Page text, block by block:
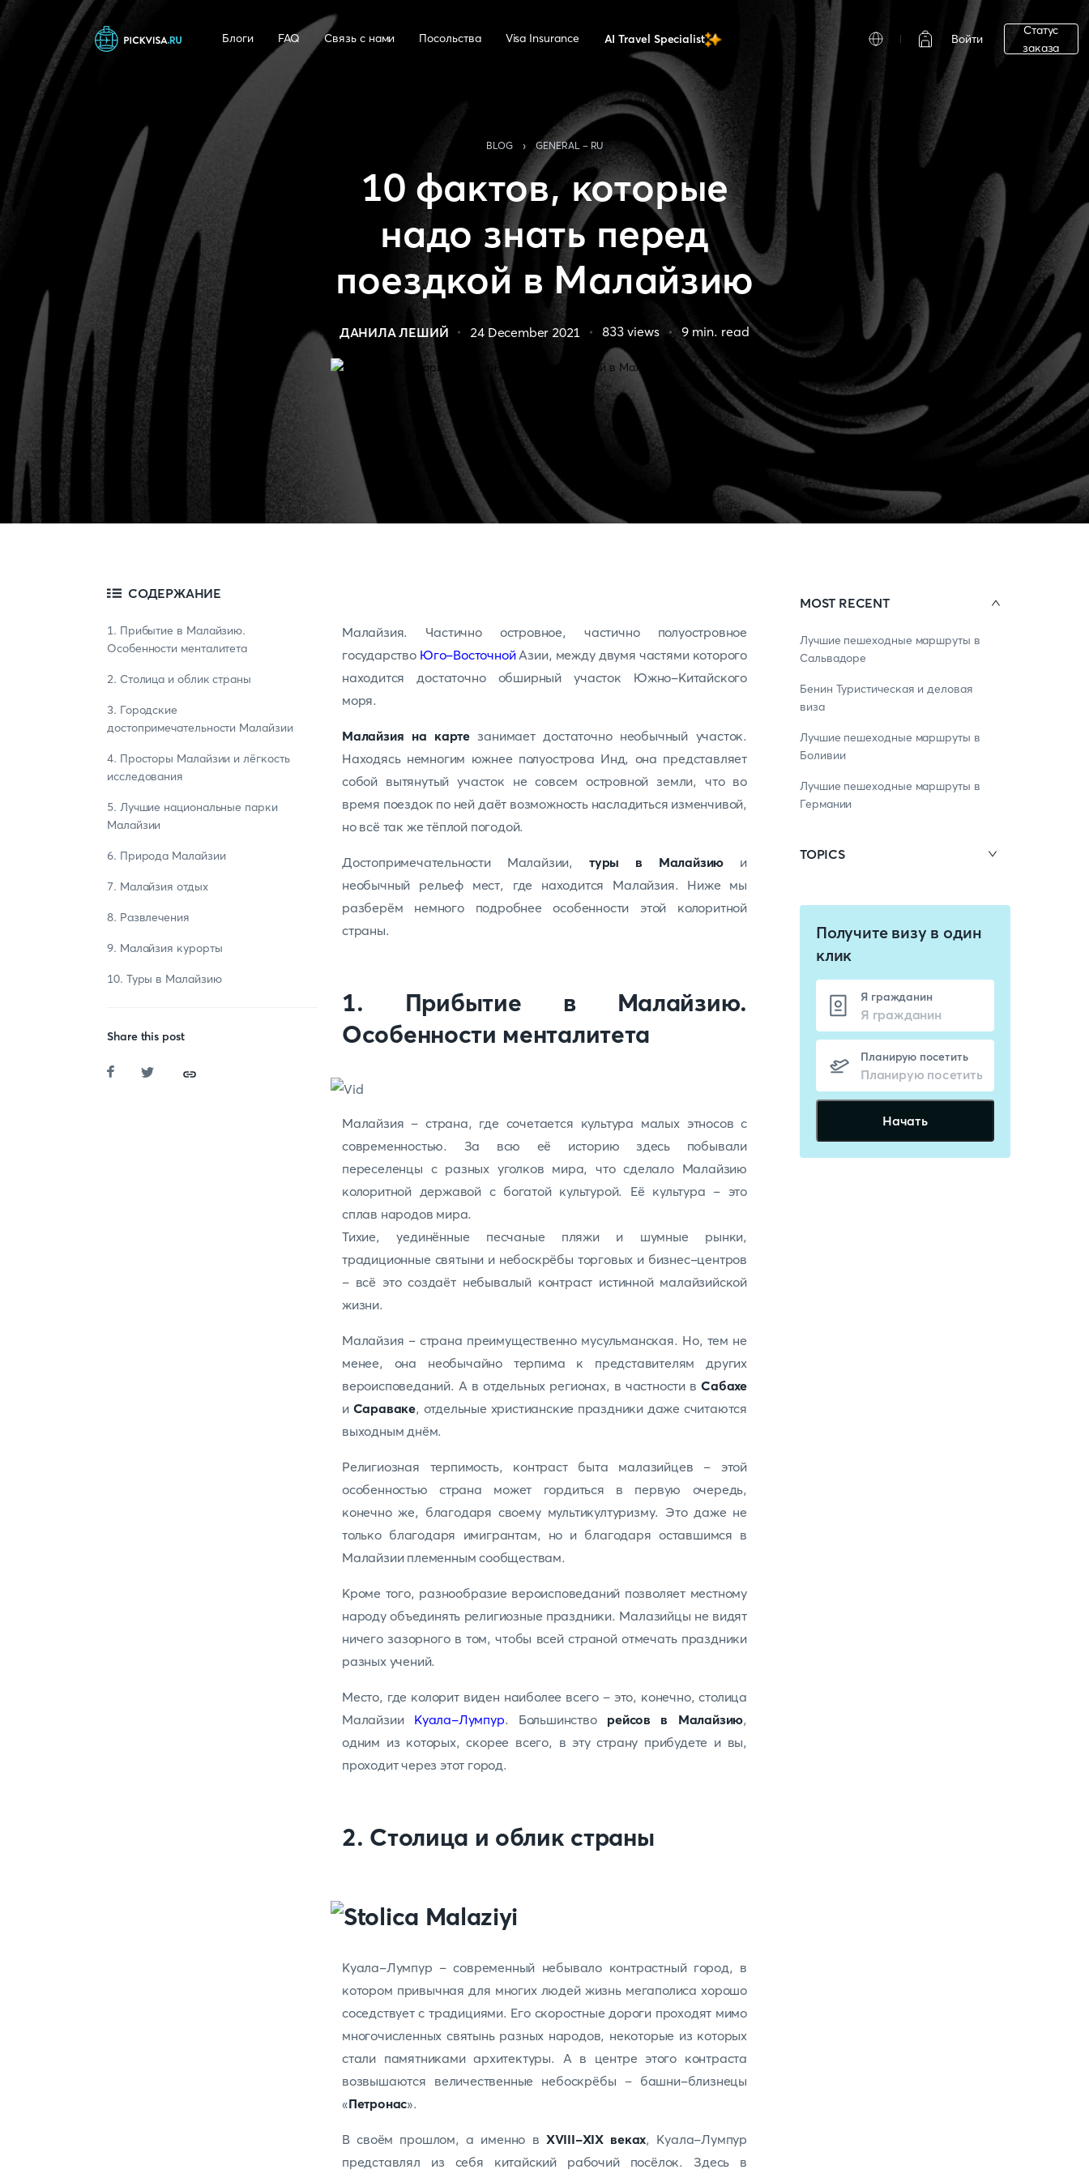
Блоги FAQ Связь с нами Посольства Visa Insurance AI Travel Specialist Войти
Статус
заказа
BLOG › GENERAL - RU
10 фактов, которые
надо знать перед
поездкой в Малайзию
ДАНИЛА ЛЕШИЙ 24 December 2021 833 views 9 min. read
СОДЕРЖАНИЕ
1. Прибытие в Малайзию.
Особенности менталитета
2. Столица и облик страны
3. Городские
достопримечательности Малайзии
4. Просторы Малайзии и лёгкость
исследования
5. Лучшие национальные парки
Малайзии
6. Природа Малайзии
7. Малайзия отдых
8. Развлечения
9. Малайзия курорты
10. Туры в Малайзию
Share this post
Малайзия. Частично островное, частично полуостровное
государство Юго-ВосточнойАзии, между двумя частями которого
находится достаточно обширный участок Южно-Китайского
моря.
Малайзия на карте занимает достаточно необычный участок.
Находясь немногим южнее полуострова Инд, она представляет
собой вытянутый участок не совсем островной земли, что во
время поездок по ней даёт возможность насладиться изменчивой,
но всё так же тёплой погодой.
Достопримечательности Малайзии, туры в Малайзию и
необычный рельеф мест, где находится Малайзия. Ниже мы
разберём немного подробнее особенности этой колоритной
страны.
1. Прибытие в Малайзию.
Особенности менталитета
Малайзия – страна, где сочетается культура малых этносов с
современностью. За всю её историю здесь побывали
переселенцы с разных уголков мира, что сделало Малайзию
колоритной державой с богатой культурой. Её культура – это
сплав народов мира.
Тихие, уединённые песчаные пляжи и шумные рынки,
традиционные святыни и небоскрёбы торговых и бизнес-центров
– всё это создаёт небывалый контраст истинной малайзийской
жизни.
Малайзия – страна преимущественно мусульманская. Но, тем не
менее, она необычайно терпима к представителям других
вероисповеданий. А в отдельных регионах, в частности вСабахе
и Сараваке, отдельные христианские праздники даже считаются
выходным днём.
Религиозная терпимость, контраст быта малазийцев – этой
особенностью страна может гордиться в первую очередь,
конечно же, благодаря своему мультикултуризму. Это даже не
только благодаря имигрантам, но и благодаря оставшимся в
Малайзии племенным сообществам.
Кроме того, разнообразие вероисповеданий позволяет местному
народу объединять религиозные праздники. Малазийцы не видят
ничего зазорного в том, чтобы всей страной отмечать праздники
разных учений.
Место, где колорит виден наиболее всего – это, конечно, столица
Малайзии Куала-Лумпур. Большинство рейсов в Малайзию,
одним из которых, скорее всего, в эту страну прибудете и вы,
проходит через этот город.
2. Столица и облик страны
Куала-Лумпур – современный небывало контрастный город, в
котором привычная для многих людей жизнь мегаполиса хорошо
соседствует с традициями. Его скоростные дороги проходят мимо
многочисленных святынь разных народов, некоторые из которых
стали памятниками архитектуры. А в центре этого контраста
возвышаются величественные небоскрёбы – башни-близнецы
«Петронас».
В своём прошлом, а именно в XVIII-XIX веках, Куала-Лумпур
представлял из себя китайский рабочий посёлок. Здесь в
MOST RECENT
Лучшие пешеходные маршруты в
Сальвадоре
Бенин Туристическая и деловая
виза
Лучшие пешеходные маршруты в
Боливии
Лучшие пешеходные маршруты в
Германии
TOPICS
Получите визу в один
клик
Я гражданин
Планирую посетить
Начать